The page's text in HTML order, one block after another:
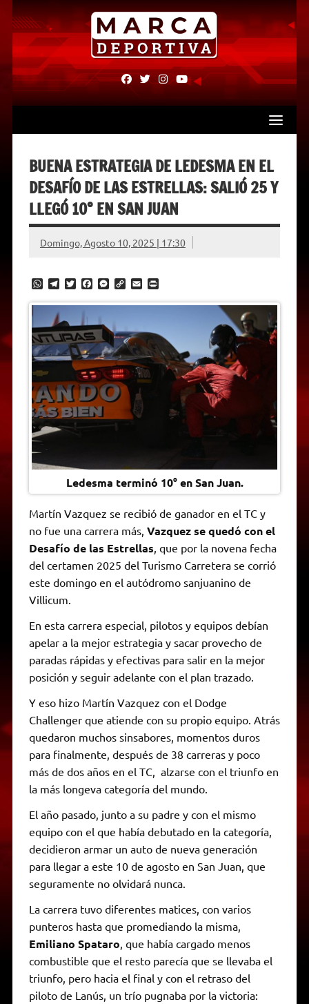
Skip
content
fab
fa-
fab
fa-
fab fab
BUENA ESTRATEGIA DE LEDESMA EN EL
DESAFÍO DE LAS ESTRELLAS: SALIÓ 25 Y
LLEGÓ 10° EN SAN JUAN
Domingo, Agosto 10, 2025 | 17:30
W
a
s
A
p
p
T
l
e
g
r
a
m
T
i
t
e
r
F
c
b
o
o
k
M
s
e
n
g
e
r
C
p
L
i
n
k
E
a
l
P
i
F
r
i
e
Ledesma terminó 10° en San Juan.
Martín Vazquez se recibió de ganador en el TC y
no fue una carrera más, Vazquez se quedó con el
Desafío de las Estrellas , que por la novena fecha
del certamen 2025 del Turismo Carretera se corrió
este domingo en el autódromo sanjuanino de
Villicum.
En esta carrera especial, pilotos y equipos debían
apelar a la mejor estrategia y sacar provecho de
paradas rápidas y efectivas para salir en la mejor
posición y seguir adelante con el plan trazado.
Y eso hizo Martín Vazquez con el Dodge
Challenger que atiende con su propio equipo. Atrás
quedaron muchos sinsabores, momentos duros
para finalmente, después de 38 carreras y poco
más de dos años en el TC, alzarse con el triunfo en
la más longeva categoría del mundo.
El año pasado, junto a su padre y con el mismo
equipo con el que había debutado en la categoría,
decidieron armar un auto de nueva generación
para llegar a este 10 de agosto en San Juan, que
seguramente no olvidará nunca.
La carrera tuvo diferentes matices, con varios
punteros hasta que promediando la misma,
Emiliano Spataro , que había cargado menos
combustible que el resto parecía que se llevaba el
triunfo, pero hacia el final y con el retraso del
piloto de Lanús, un trío pugnaba por la victoria: